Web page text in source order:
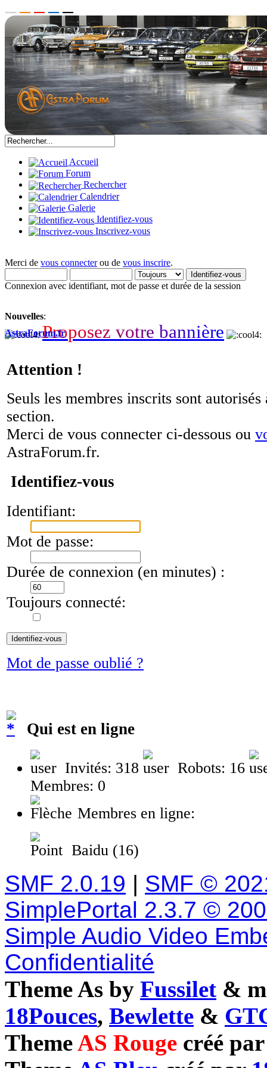
Accueil
Forum
Rechercher
Calendrier
Galerie
Identifiez-vous
Inscrivez-vous
Merci de vous connecterou de vous inscrire.
Connexion avec identifiant, mot de passe et durée de la session
Nouvelles:
Proposez votre bannière
AstraForum.fr
Attention !
Seuls les membres inscrits sont autorisés
section.
Merci de vous connecter ci-dessous ou
AstraForum.fr.
Identifiez-vous
Identifiant:
Mot de passe:
Durée de connexion (en minutes) :
Toujours connecté:
Mot de passe oublié ?
Qui est en ligne
Invités: 318
Robots: 16
Membres: 0
Membres en ligne:
Baidu (16)
SMF 2.0.19 | SMF ©
SimplePortal 2.3.7 ©
Simple Audio Video
Confidentialité
Theme As by Fussilet &
18Pouces, Bewlette &
ThemeAS Rouge créé